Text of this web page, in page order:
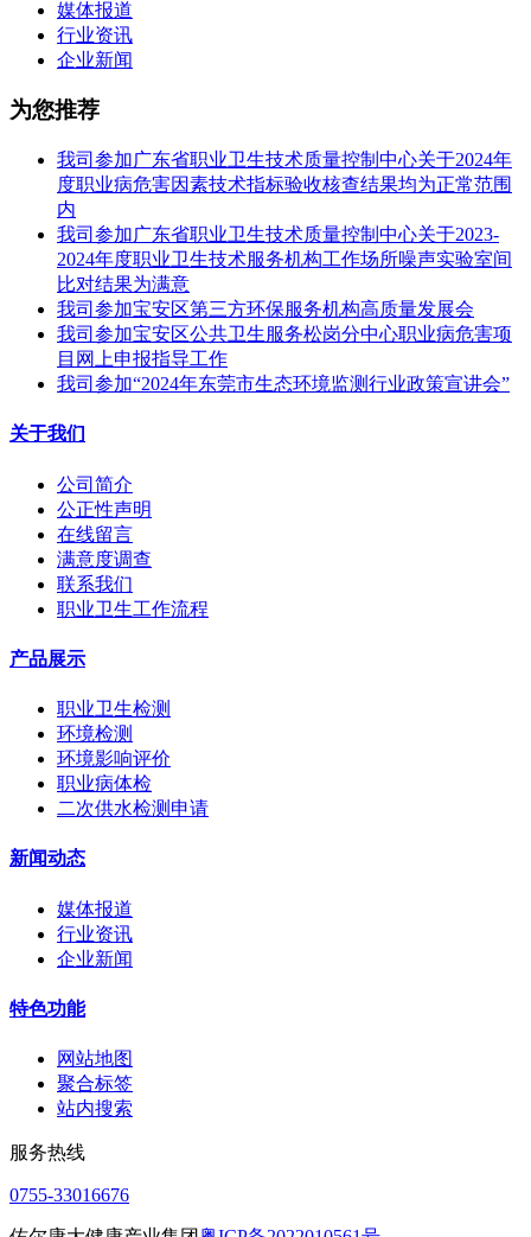
媒体报道
行业资讯
企业新闻
为您推荐
我司参加广东省职业卫生技术质量控制中心关于2024年
度职业病危害因素技术指标验收核查结果均为正常范围
内
我司参加广东省职业卫生技术质量控制中心关于2023-
2024年度职业卫生技术服务机构工作场所噪声实验室间
比对结果为满意
我司参加宝安区第三方环保服务机构高质量发展会
我司参加宝安区公共卫生服务松岗分中心职业病危害项
目网上申报指导工作
我司参加“2024年东莞市生态环境监测行业政策宣讲会”
关于我们
公司简介
公正性声明
在线留言
满意度调查
联系我们
职业卫生工作流程
产品展示
职业卫生检测
环境检测
环境影响评价
职业病体检
二次供水检测申请
新闻动态
媒体报道
行业资讯
企业新闻
特色功能
网站地图
聚合标签
站内搜索
服务热线
0755-33016676